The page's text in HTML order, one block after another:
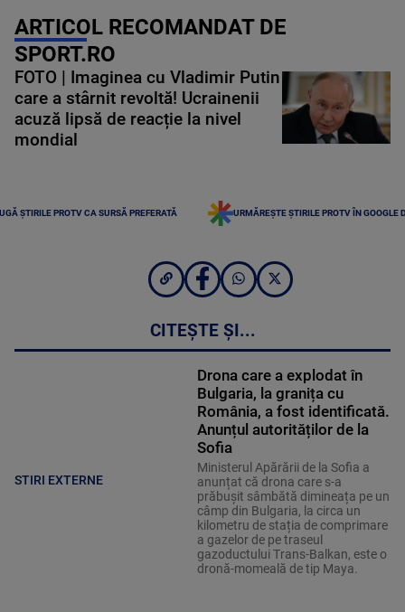
ARTICOL RECOMANDAT DE
SPORT.RO
FOTO | Imaginea cu Vladimir Putin
care a stârnit revoltă! Ucrainenii
acuză lipsă de reacție la nivel
mondial
ȘTIRILE PROTV CA SURSĂ PREFERATĂ URMĂREȘTE ȘTIRILE PROTV ÎN GOOGLE
CITEȘTE ȘI...
STIRI EXTERNE
Drona care a explodat în
Bulgaria, la granița cu
România, a fost identificată.
Anunțul autorităților de la
Sofia
Ministerul Apărării de la Sofia a
anunțat că drona care s-a
prăbușit sâmbătă dimineața pe un
câmp din Bulgaria, la circa un
kilometru de stația de comprimare
a gazelor de pe traseul
gazoductului Trans-Balkan, este o
dronă-momeală de tip Maya.